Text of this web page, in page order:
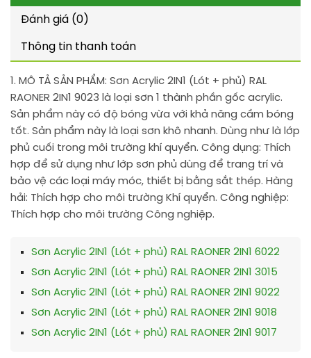
Đánh giá (0)
Thông tin thanh toán
1. MÔ TẢ SẢN PHẨM: Sơn Acrylic 2IN1 (Lót + phủ) RAL
RAONER 2IN1 9023 là loại sơn 1 thành phần gốc acrylic.
Sản phẩm này có độ bóng vừa với khả năng cầm bóng
tốt. Sản phẩm này là loại sơn khô nhanh. Dùng như là lớp
phủ cuối trong môi trường khí quyển. Công dụng: Thích
hợp để sử dụng như lớp sơn phủ dùng để trang trí và
bảo vệ các loại máy móc, thiết bị bằng sắt thép. Hàng
hải: Thích hợp cho môi trường Khí quyển. Công nghiệp:
Thích hợp cho môi trường Công nghiệp.
Sơn Acrylic 2IN1 (Lót + phủ) RAL RAONER 2IN1 6022
Sơn Acrylic 2IN1 (Lót + phủ) RAL RAONER 2IN1 3015
Sơn Acrylic 2IN1 (Lót + phủ) RAL RAONER 2IN1 9022
Sơn Acrylic 2IN1 (Lót + phủ) RAL RAONER 2IN1 9018
Sơn Acrylic 2IN1 (Lót + phủ) RAL RAONER 2IN1 9017